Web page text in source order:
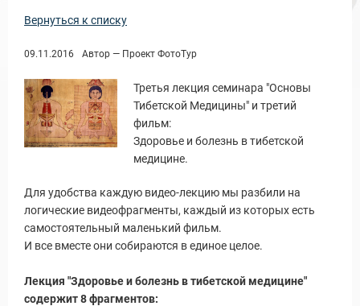
и Туры
Вернуться к списку
09.11.2016 Автор — Проект ФотоТур
Третья лекция семинара "Основы
Тибетской Медицины" и третий
фильм:
Здоровье и болезнь в тибетской
медицине.
Для удобства каждую видео-лекцию мы разбили на
логические видеофрагменты, каждый из которых есть
самостоятельный маленький фильм.
И все вместе они собираются в единое целое.
Лекция "Здоровье и болезнь в тибетской медицине"
содержит 8 фрагментов: